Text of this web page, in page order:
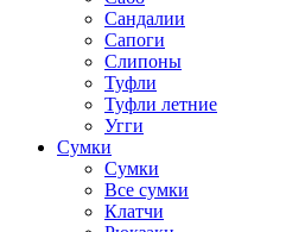
Сандалии
Сапоги
Слипоны
Туфли
Туфли летние
Угги
Сумки
Сумки
Все сумки
Клатчи